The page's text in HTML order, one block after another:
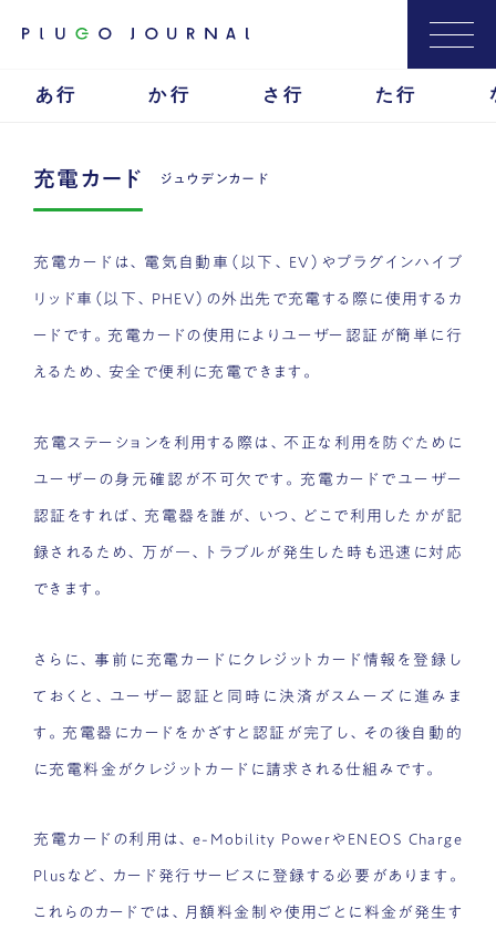
あ行 か行 さ行 た行
充電カード ジュウデンカード
充電カードは、電気自動車（以下、EV）やプラグインハイブ
リッド車（以下、PHEV）の外出先で充電する際に使用するカ
ードです。充電カードの使用によりユーザー認証が簡単に行
えるため、安全で便利に充電できます。
充電ステーションを利用する際は、不正な利用を防ぐために
ユーザーの身元確認が不可欠です。充電カードでユーザー
認証をすれば、充電器を誰が、いつ、どこで利用したかが記
録されるため、万が一、トラブルが発生した時も迅速に対応
できます。
さらに、事前に充電カードにクレジットカード情報を登録し
ておくと、ユーザー認証と同時に決済がスムーズに進みま
す。充電器にカードをかざすと認証が完了し、その後自動的
に充電料金がクレジットカードに請求される仕組みです。
充電カードの利用は、e-Mobility PowerやENEOS Charge
Plusなど、カード発行サービスに登録する必要があります。
これらのカードでは、月額料金制や使用ごとに料金が発生す